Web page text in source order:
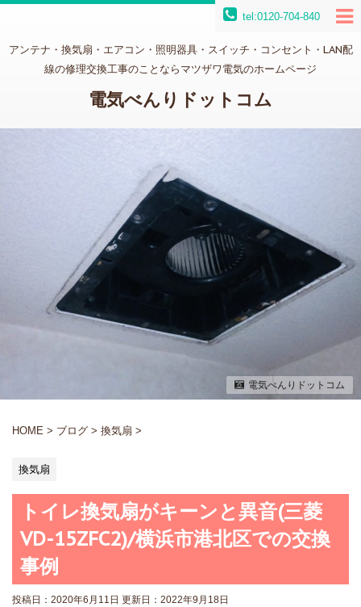
tel:0120-704-840
アンテナ・換気扇・エアコン・照明器具・スイッチ・コンセント・LAN配
線の修理交換工事のことならマツザワ電気のホームページ
電気べんりドットコム
電気べんりドットコム
HOME > ブログ > 換気扇 >
換気扇
トイレ換気扇がキーンと異音(三菱
VD-15ZFC2)/横浜市港北区での交換
事例
投稿日：2020年6月11日 更新日： 2022年9月18日